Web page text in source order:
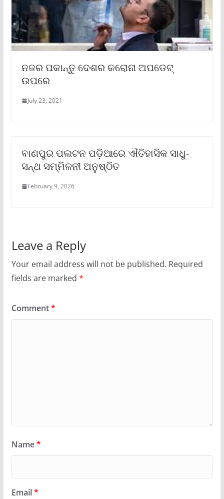
ନଜର ପକାନ୍ତୁ ଦେଶର କରୋନା ଅପଡେଟ୍
ଉପରେ
July 23, 2021
ବାଣପୁର ପଲଟନ ପଡ଼ିଆରେ ଐତିହାସିକ ସାଧୁ-
ସନ୍ଥ ସମ୍ମିଳନୀ ଅନୁଷ୍ଠିତ
February 9, 2026
Leave a Reply
Your email address will not be published. Required
fields are marked *
Comment*
Name*
Email*